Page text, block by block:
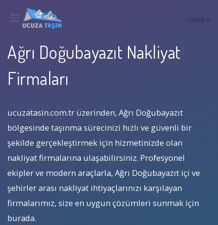
Üyelik
Ağrı Doğubayazıt Nakliyat
Firmaları
ucuzatasin.com.tr üzerinden, Ağrı Doğubayazıt
bölgesinde taşınma sürecinizi hızlı ve güvenli bir
şekilde gerçekleştirmek için hizmetinizde olan
nakliyat firmalarına ulaşabilirsiniz. Profesyonel
ekipler ve modern araçlarla, Ağrı Doğubayazıt içi ve
şehirler arası nakliyat ihtiyaçlarınızı karşılayan
firmalarımız, size en uygun çözümleri sunmak için
burada.